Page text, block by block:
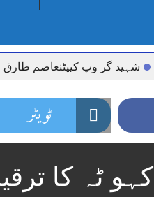
گر وپ کیپٹنعاصم طارق مکمل
ٹویٹر
ٹہ کا